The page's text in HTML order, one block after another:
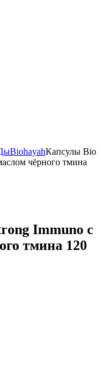
BiohayahКапсулы Bio
чёрного тмина
Immuno с
тмина 120